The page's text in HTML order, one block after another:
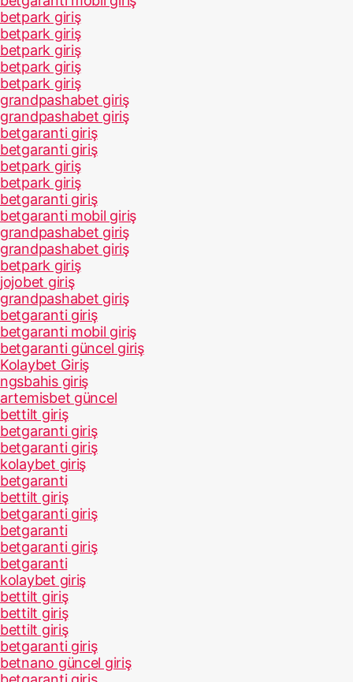
betpark giriş
betpark giriş
betpark giriş
betpark giriş
betpark giriş
grandpashabet giriş
grandpashabet giriş
betgaranti giriş
betgaranti giriş
betpark giriş
betpark giriş
betgaranti giriş
betgaranti mobil giriş
grandpashabet giriş
grandpashabet giriş
betpark giriş
jojobet giriş
grandpashabet giriş
betgaranti giriş
betgaranti mobil giriş
betgaranti güncel giriş
Kolaybet Giriş
ngsbahis giriş
artemisbet güncel
bettilt giriş
betgaranti giriş
betgaranti giriş
kolaybet giriş
betgaranti
bettilt giriş
betgaranti giriş
betgaranti
betgaranti giriş
betgaranti
kolaybet giriş
bettilt giriş
bettilt giriş
bettilt giriş
betgaranti giriş
betnano güncel giriş